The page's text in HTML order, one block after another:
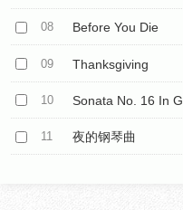
08 Before You Die
09 Thanksgiving
10
11 夜的钢琴曲